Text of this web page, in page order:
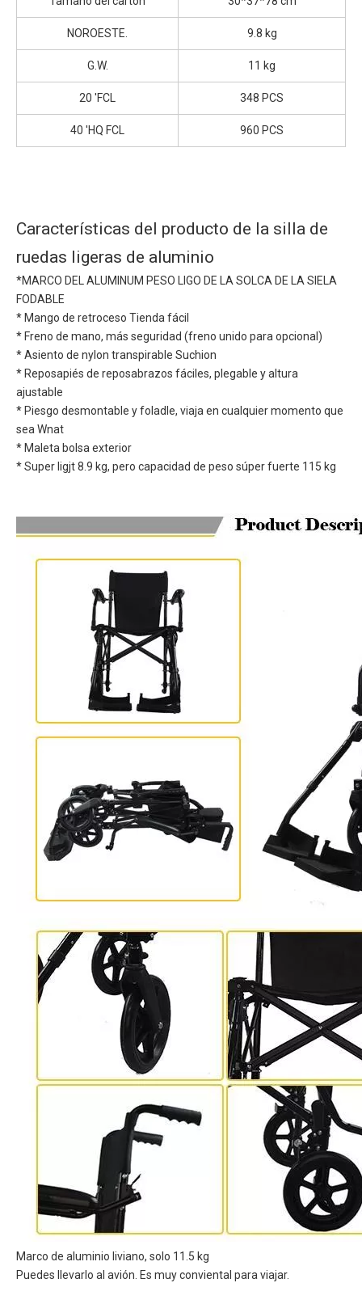
NOROESTE. 9.8 kg
G.W. 11 kg
20 'FCL 348 PCS
40 'HQ FCL 960 PCS
Características del producto de la silla de
ruedas ligeras de aluminio
*MARCO DEL ALUMINUM PESO LIGO DE LA SOLCA DE LA SIELA
FODABLE
* Mango de retroceso Tienda fácil
* Freno de mano, más seguridad (freno unido para opcional)
* Asiento de nylon transpirable Suchion
* Reposapiés de reposabrazos fáciles, plegable y altura
ajustable
* Piesgo desmontable y foladle, viaja en cualquier momento que
sea Wnat
* Maleta bolsa exterior
* Super ligjt 8.9 kg, pero capacidad de peso súper fuerte 115 kg
Marco de aluminio liviano, solo 11.5 kg
Puedes llevarlo al avión. Es muy conviental para viajar.